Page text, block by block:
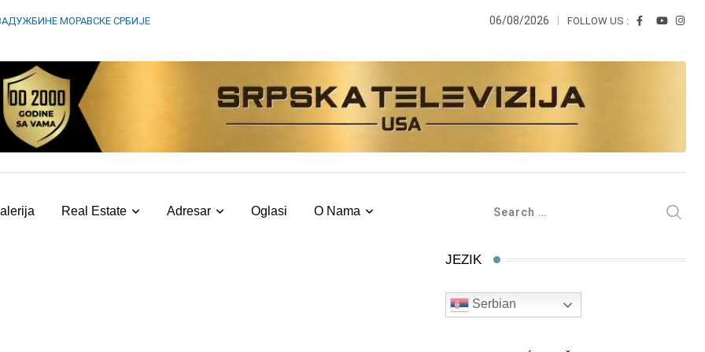
МОРАВСКЕ СРБИЈЕ 06/08/2026 FOLLOW US :
Real Estate Adresar Oglasi O Nama
JEZIK
Serbian